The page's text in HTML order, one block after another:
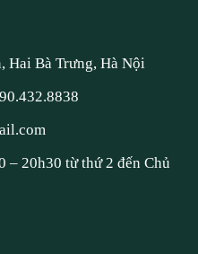
Hai Bà Trưng, Hà Nội
– 20h30 từ thứ 2 đến Chủ